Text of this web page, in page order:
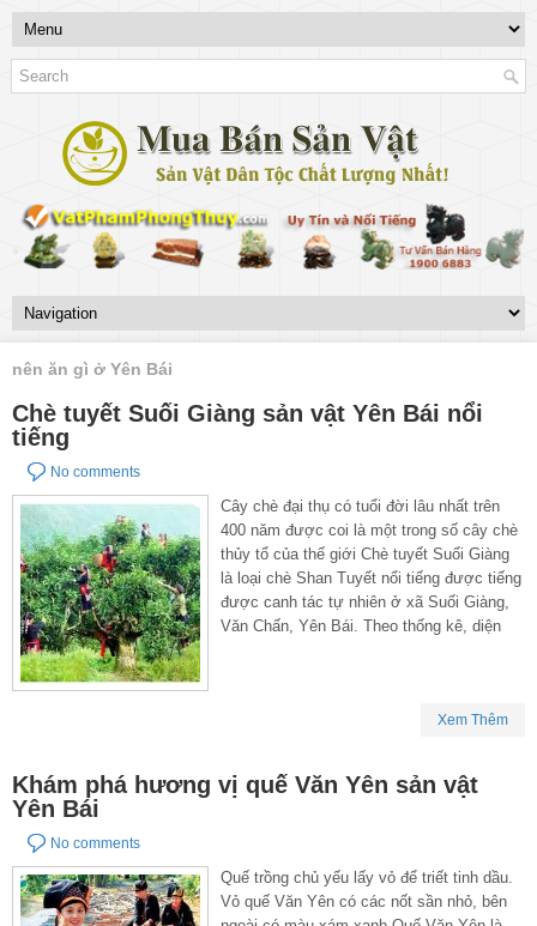
nên ăn gì ở Yên Bái
Chè tuyết Suối Giàng sản vật Yên Bái nổi
tiếng
No comments
Cây chè đại thụ có tuổi đời lâu nhất trên
400 năm được coi là một trong số cây chè
thủy tổ của thế giới Chè tuyết Suối Giàng
là loại chè Shan Tuyết nổi tiếng được tiếng
được canh tác tự nhiên ở xã Suối Giàng,
Văn Chấn, Yên Bái. Theo thống kê, diện
Xem Thêm
Khám phá hương vị quế Văn Yên sản vật
Yên Bái
No comments
Quế trồng chủ yếu lấy vỏ để triết tinh dầu.
Vỏ quế Văn Yên có các nốt sần nhỏ, bên